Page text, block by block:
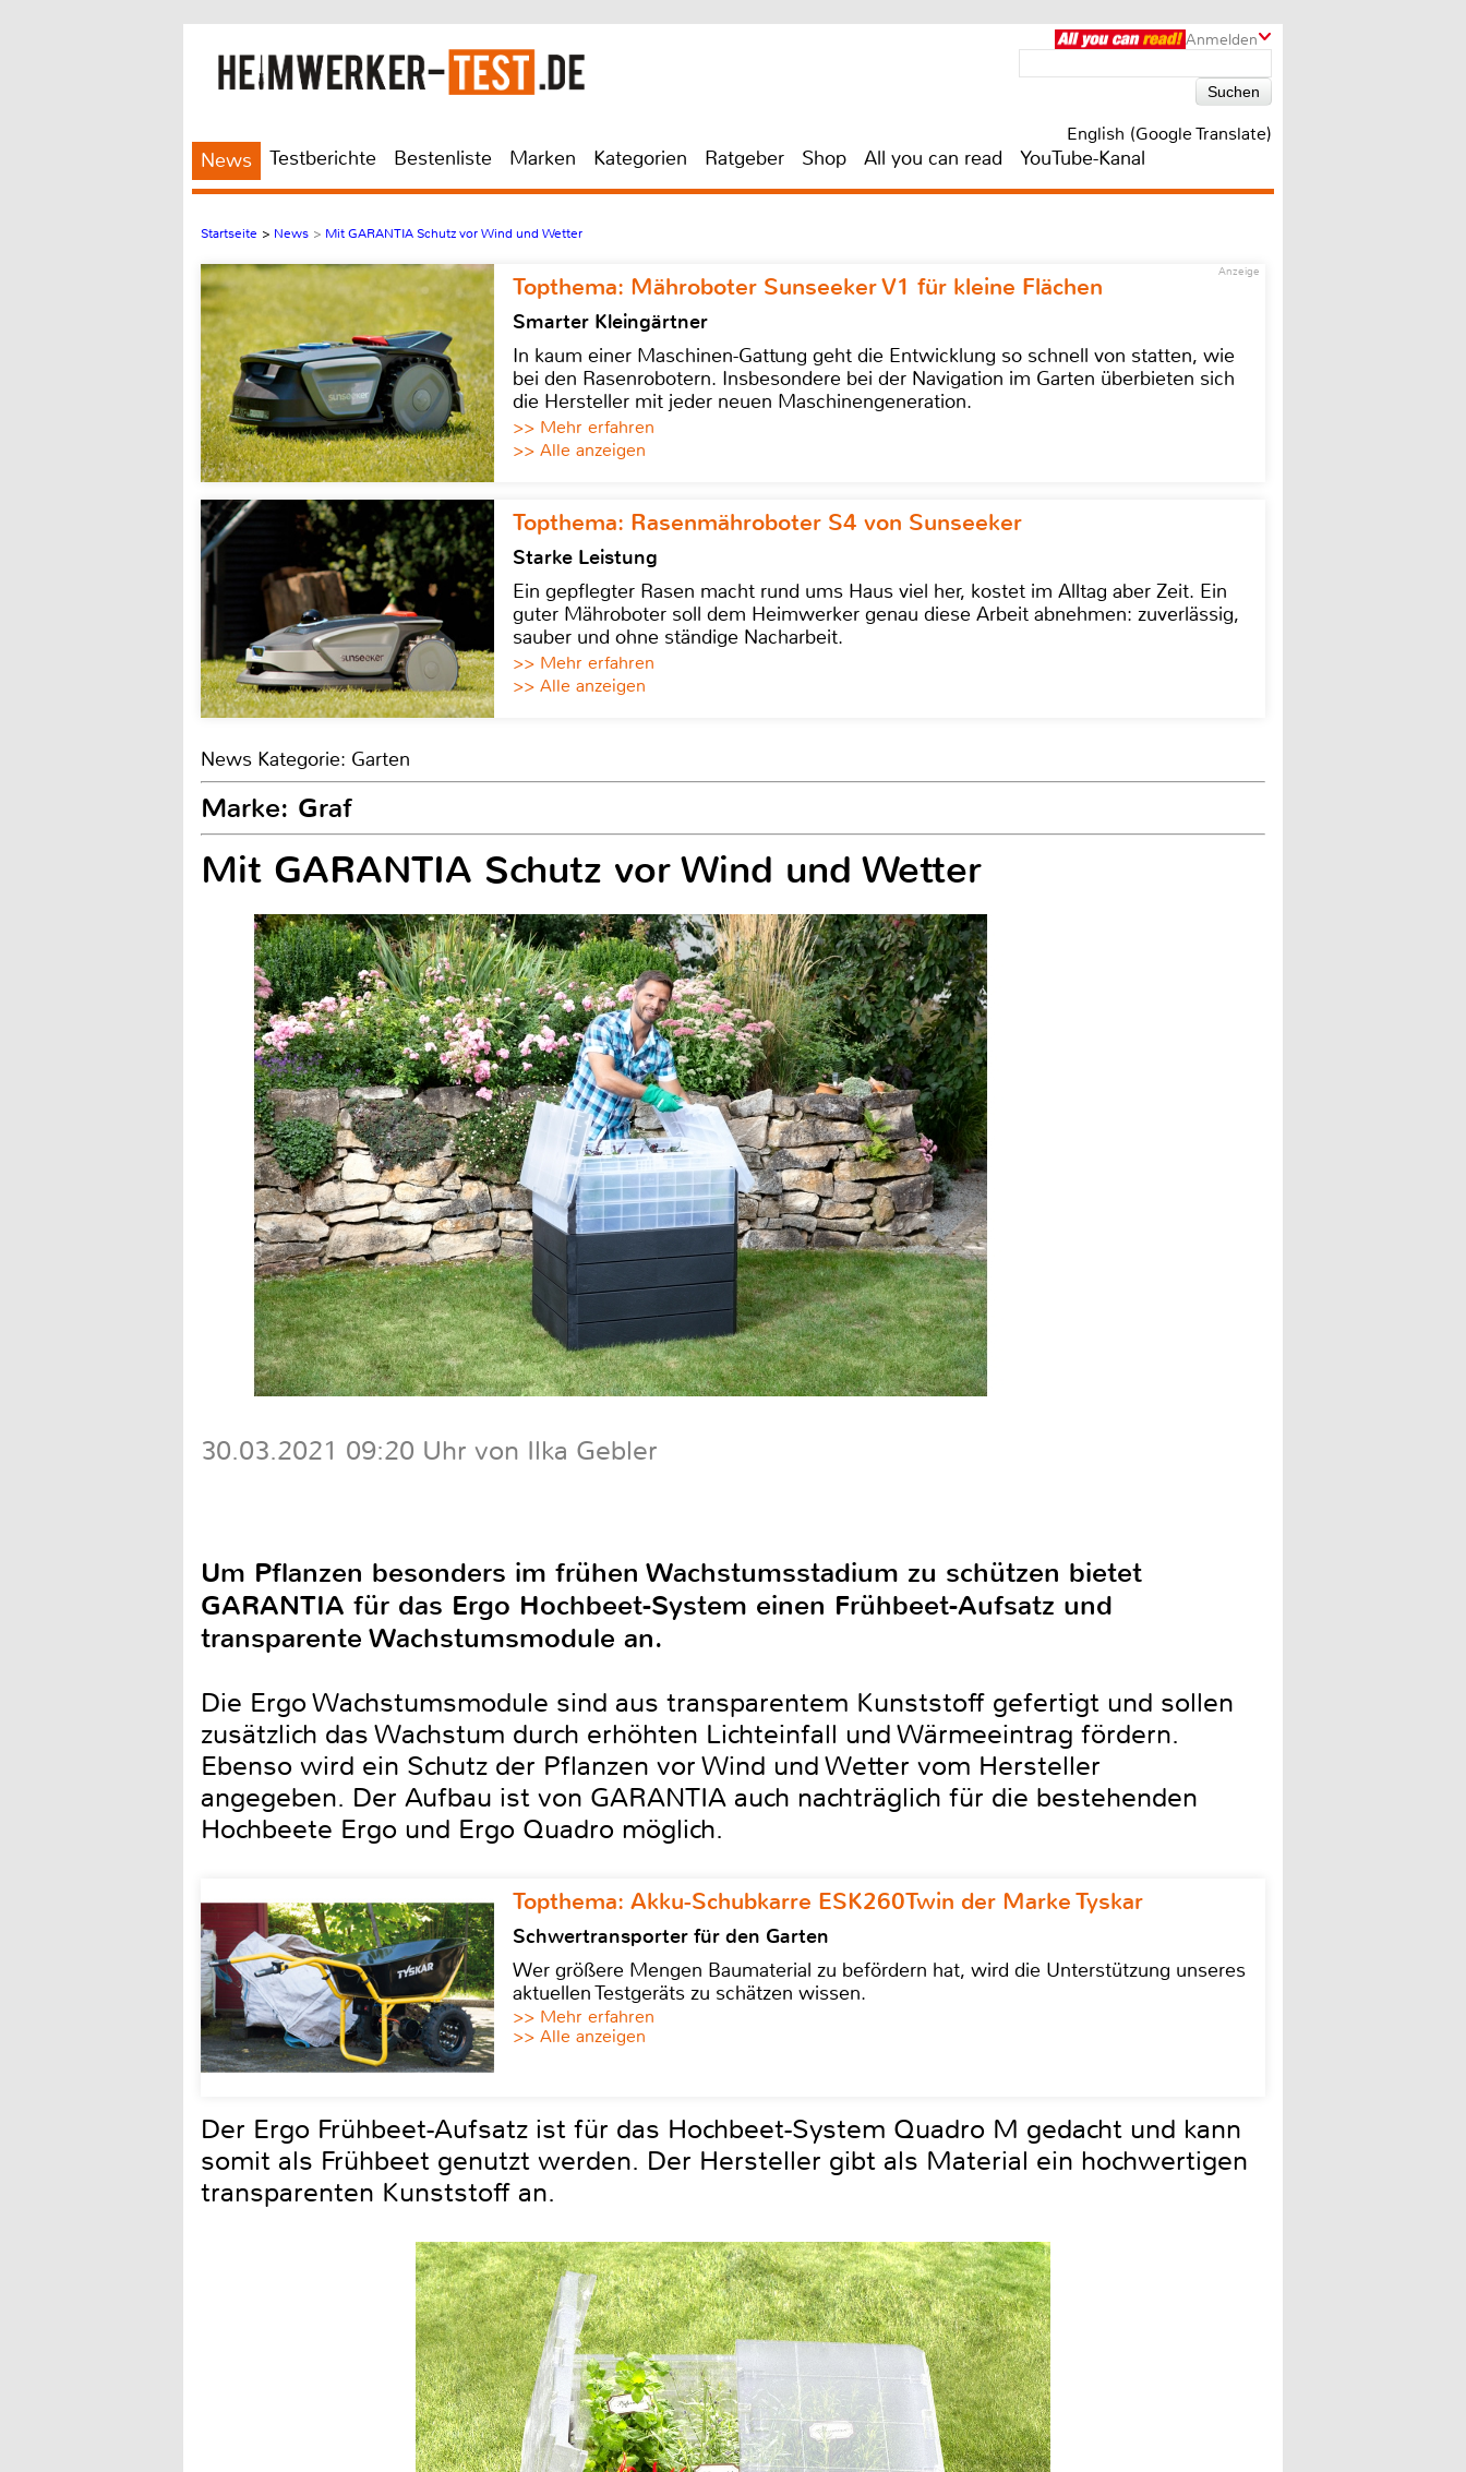
Anmelden
English (Google Translate)
News Testberichte Bestenliste Marken Kategorien Ratgeber Shop All you can read YouTube-Kanal
Startseite > News > Mit GARANTIA Schutz vor Wind und Wetter
Anzeige
Topthema: Mähroboter Sunseeker V1 für kleine Flächen
Smarter Kleingärtner
In kaum einer Maschinen-Gattung geht die Entwicklung so schnell von statten, wie
bei den Rasenrobotern. Insbesondere bei der Navigation im Garten überbieten sich
die Hersteller mit jeder neuen Maschinengeneration.
>> Mehr erfahren
>> Alle anzeigen
Topthema: Rasenmähroboter S4 von Sunseeker
Starke Leistung
Ein gepflegter Rasen macht rund ums Haus viel her, kostet im Alltag aber Zeit. Ein
guter Mähroboter soll dem Heimwerker genau diese Arbeit abnehmen: zuverlässig,
sauber und ohne ständige Nacharbeit.
>> Mehr erfahren
>> Alle anzeigen
News Kategorie: Garten
Marke: Graf
Mit GARANTIA Schutz vor Wind und Wetter
30.03.2021 09:20 Uhr von Ilka Gebler
Um Pflanzen besonders im frühen Wachstumsstadium zu schützen bietet
GARANTIA für das Ergo Hochbeet-System einen Frühbeet-Aufsatz und
transparente Wachstumsmodule an.
Die Ergo Wachstumsmodule sind aus transparentem Kunststoff gefertigt und sollen
zusätzlich das Wachstum durch erhöhten Lichteinfall und Wärmeeintrag fördern.
Ebenso wird ein Schutz der Pflanzen vor Wind und Wetter vom Hersteller
angegeben. Der Aufbau ist von GARANTIA auch nachträglich für die bestehenden
Hochbeete Ergo und Ergo Quadro möglich.
Topthema: Akku-Schubkarre ESK260Twin der Marke Tyskar
Schwertransporter für den Garten
Wer größere Mengen Baumaterial zu befördern hat, wird die Unterstützung unseres
aktuellen Testgeräts zu schätzen wissen.
>> Mehr erfahren
>> Alle anzeigen
Der Ergo Frühbeet-Aufsatz ist für das Hochbeet-System Quadro M gedacht und kann
somit als Frühbeet genutzt werden. Der Hersteller gibt als Material ein hochwertigen
transparenten Kunststoff an.